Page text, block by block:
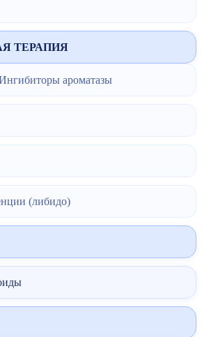
ТЕРАПИЯ
ароматазы
(либидо)